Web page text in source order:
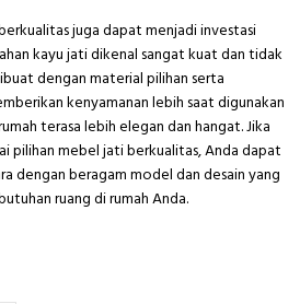
juga dapat menjadi investasi
kayu jati dikenal sangat kuat dan tidak
dengan material pilihan serta
kenyamanan lebih saat digunakan
terasa lebih elegan dan hangat. Jika
pilihan mebel jati berkualitas, Anda dapat
dengan beragam model dan desain yang
ruang di rumah Anda.